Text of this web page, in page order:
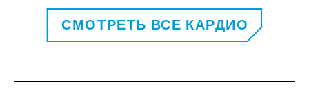
СМОТРЕТЬ ВСЕ КАРДИО